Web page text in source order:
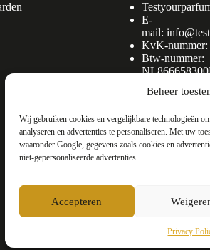
Beheer
Wij gebruiken cookies en vergelijkbare technologieën
analyseren en advertenties te personaliseren. Met uw
waaronder Google, gegevens zoals cookies en
niet-gepersonaliseerde advertenties.
Accepteren
Privacy
E-
mail:
KvK-nummer:
Btw-nummer: